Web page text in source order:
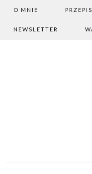
O MNIE
NEWSLETTER